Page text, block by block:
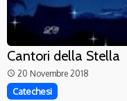
Cantori della Stella
access_time 20 Novembre 2018
Catechesi